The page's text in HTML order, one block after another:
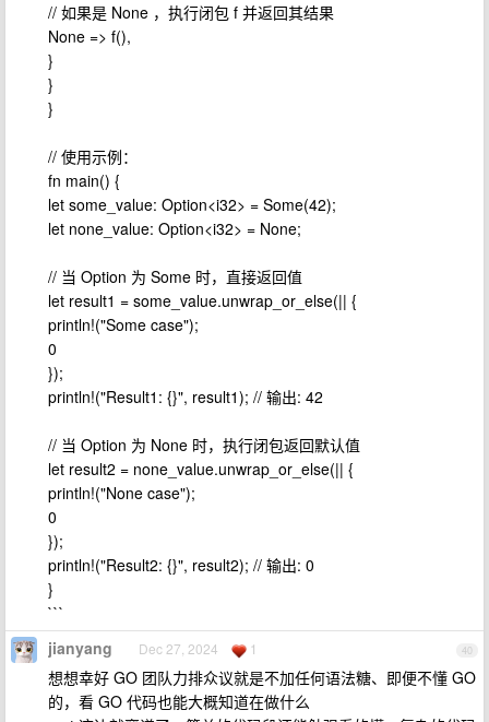
// 如果是 None ，执行闭包 f 并返回其结果
None => f(),
}
}
}
// 使用示例：
fn main() {
let some_value: Option<i32> = Some(42);
let none_value: Option<i32> = None;
// 当 Option 为 Some 时，直接返回值
let result1 = some_value.unwrap_or_else(|| {
println!("Some case");
0
});
println!("Result1: {}", result1); // 输出: 42
// 当 Option 为 None 时，执行闭包返回默认值
let result2 = none_value.unwrap_or_else(|| {
println!("None case");
0
});
println!("Result2: {}", result2); // 输出: 0
}
```
40
jianyang Dec 27, 2024 1
想想幸好 GO 团队力排众议就是不加任何语法糖、即便不懂 GO
的，看 GO 代码也能大概知道在做什么